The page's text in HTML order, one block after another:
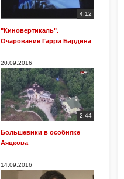
4:12
"Киновертикаль".
Очарование Гарри Бардина
20.09.2016
2:44
Большевики в особняке
Аяцкова
14.09.2016